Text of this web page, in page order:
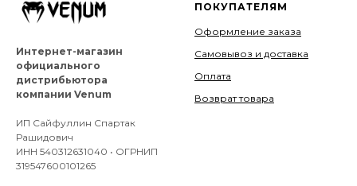
Интернет-магазин
официального
дистрибьютора
компании Venum
ИП Сайфуллин Спартак
Рашидович
ИНН 540312631040 • ОГРНИП
319547600101265
ПОКУПАТЕЛЯМ
Оформление заказа
Самовывоз и доставка
Оплата
Возврат товара